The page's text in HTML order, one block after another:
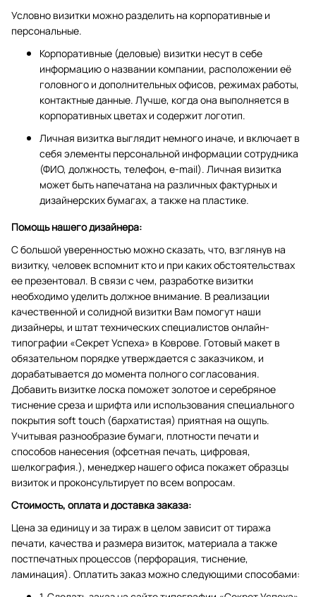
Условно визитки можно разделить на корпоративные и
персональные.
Корпоративные (деловые) визитки несут в себе
информацию о названии компании, расположении её
головного и дополнительных офисов, режимах работы,
контактные данные. Лучше, когда она выполняется в
корпоративных цветах и содержит логотип.
Личная визитка выглядит немного иначе, и включает в
себя элементы персональной информации сотрудника
(ФИО, должность, телефон, e-mail). Личная визитка
может быть напечатана на различных фактурных и
дизайнерских бумагах, а также на пластике.
Помощь нашего дизайнера:
С большой уверенностью можно сказать, что, взглянув на
визитку, человек вспомнит кто и при каких обстоятельствах
ее презентовал. В связи с чем, разработке визитки
необходимо уделить должное внимание. В реализации
качественной и солидной визитки Вам помогут наши
дизайнеры, и штат технических специалистов онлайн-
типографии «Секрет Успеха» в Коврове. Готовый макет в
обязательном порядке утверждается с заказчиком, и
дорабатывается до момента полного согласования.
Добавить визитке лоска поможет золотое и серебряное
тиснение среза и шрифта или использования специального
покрытия soft touch (бархатистая) приятная на ощупь.
Учитывая разнообразие бумаги, плотности печати и
способов нанесения (офсетная печать, цифровая,
шелкография.), менеджер нашего офиса покажет образцы
визиток и проконсультирует по всем вопросам.
Стоимость, оплата и доставка заказа:
Цена за единицу и за тираж в целом зависит от тиража
печати, качества и размера визиток, материала а также
постпечатных процессов (перфорация, тиснение,
ламинация). Оплатить заказ можно следующими способами: